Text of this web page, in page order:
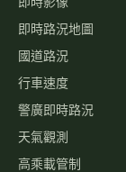
即時路況地圖
國道路況
行車速度
警廣即時路況
天氣觀測
高乘載管制